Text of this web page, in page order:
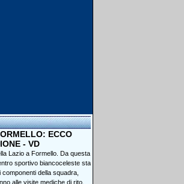
ECCO
- VD
Lazio a Formello. Da questa
sportivo biancoceleste sta
della squadra,
alle visite mediche di rito,